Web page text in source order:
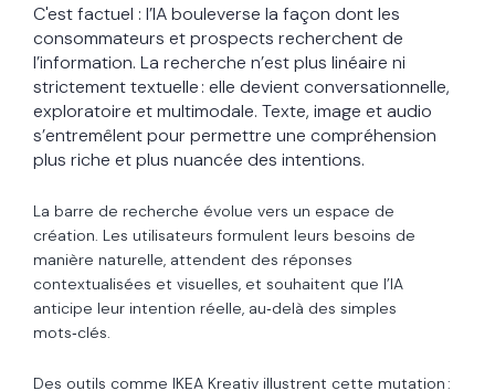
C'est factuel : l’IA bouleverse la façon dont les
consommateurs et prospects recherchent de
l’information. La recherche n’est plus linéaire ni
strictement textuelle : elle devient conversationnelle,
exploratoire et multimodale. Texte, image et audio
s’entremêlent pour permettre une compréhension
plus riche et plus nuancée des intentions.
La barre de recherche évolue vers un espace de
création. Les utilisateurs formulent leurs besoins de
manière naturelle, attendent des réponses
contextualisées et visuelles, et souhaitent que l’IA
anticipe leur intention réelle, au‑delà des simples
mots‑clés.
Des outils comme IKEA Kreativ illustrent cette mutation :